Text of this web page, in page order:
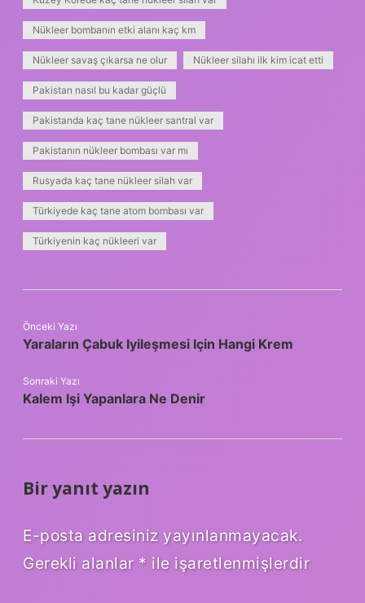
Nükleer bombanın etki alanı kaç km
Nükleer savaş çıkarsa ne olur Nükleer silahı ilk kim icat etti
Pakistan nasıl bu kadar güçlü
Pakistanda kaç tane nükleer santral var
Pakistanın nükleer bombası var mı
Rusyada kaç tane nükleer silah var
Türkiyede kaç tane atom bombası var
Türkiyenin kaç nükleeri var
Önceki Yazı
Yaraların Çabuk Iyileşmesi Için Hangi Krem
Sonraki Yazı
Kalem Işi Yapanlara Ne Denir
Bir yanıt yazın
E-posta adresiniz yayınlanmayacak.
Gerekli alanlar * ile işaretlenmişlerdir